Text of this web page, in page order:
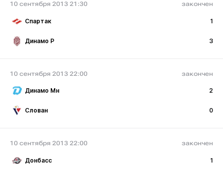
10 сентября 2013 21:30 закончен
Спартак 1
Динамо Р 3
10 сентября 2013 22:00 закончен
Динамо Мн 2
Слован 0
10 сентября 2013 22:00 закончен
Донбасс 1